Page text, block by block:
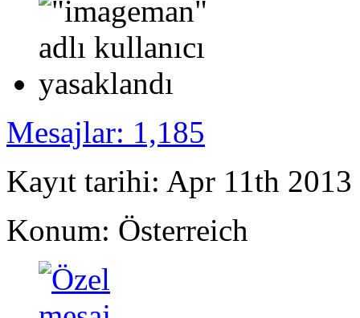
Mesajlar: 1,185
Kayıt tarihi: Apr 11th 2013
Konum: Österreich